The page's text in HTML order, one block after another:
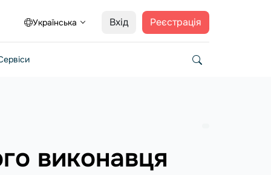
Українська Вхід Реєстрація
виконавця